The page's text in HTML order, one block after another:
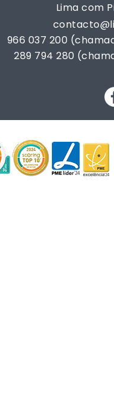
Lima com
966 037 200
289 794 280